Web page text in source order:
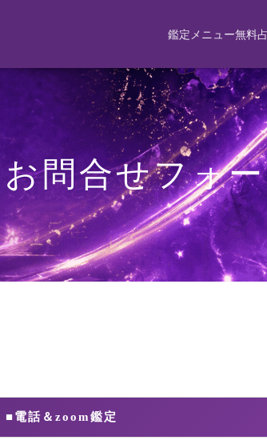
鑑定メニュー無料
問合せフォ
■電話＆zoom鑑定